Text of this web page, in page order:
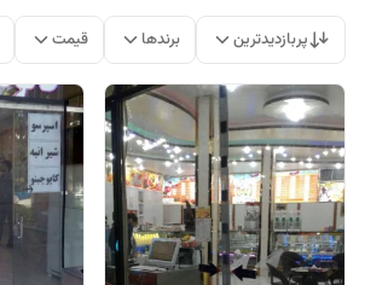
پربازدیدترین برندها قیمت